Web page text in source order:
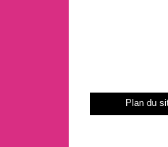
Plan du